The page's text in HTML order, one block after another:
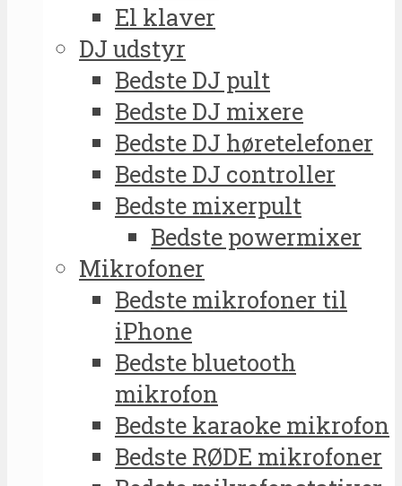
El klaver
DJ udstyr
Bedste DJ pult
Bedste DJ mixere
Bedste DJ høretelefoner
Bedste DJ controller
Bedste mixerpult
Bedste powermixer
Mikrofoner
Bedste mikrofoner til
iPhone
Bedste bluetooth
mikrofon
Bedste karaoke mikrofon
Bedste RØDE mikrofoner